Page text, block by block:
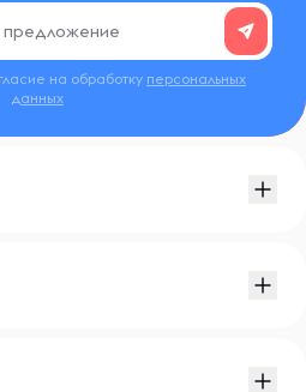
на обработку персональных
данных